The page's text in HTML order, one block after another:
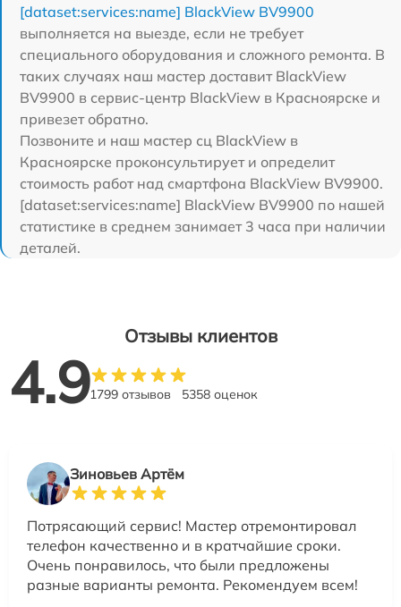
[dataset:services:name] BlackView BV9900
выполняется на выезде, если не требует
специального оборудования и сложного ремонта. В
таких случаях наш мастер доставит BlackView
BV9900 в сервис-центр BlackView в Красноярске и
привезет обратно.
Позвоните и наш мастер сц BlackView в
Красноярске проконсультирует и определит
стоимость работ над смартфона BlackView BV9900.
[dataset:services:name] BlackView BV9900 по нашей
статистике в среднем занимает 3 часа при наличии
деталей.
Отзывы клиентов
4.91799 отзывов 5358 оценок
Зиновьев Артём
Потрясающий сервис! Мастер отремонтировал
телефон качественно и в кратчайшие сроки.
Очень понравилось, что были предложены
разные варианты ремонта. Рекомендуем всем!